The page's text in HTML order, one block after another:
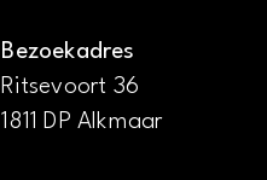
Bezoekadres
Ritsevoort 36
1811 DP Alkmaar